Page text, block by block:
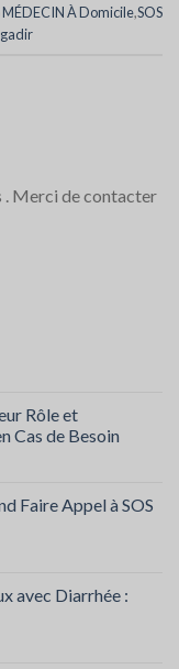
MÉDECIN À Domicile,SOS
. Merci de contacter
Rôle et
Cas de Besoin
Faire Appel à SOS
avec Diarrhée :